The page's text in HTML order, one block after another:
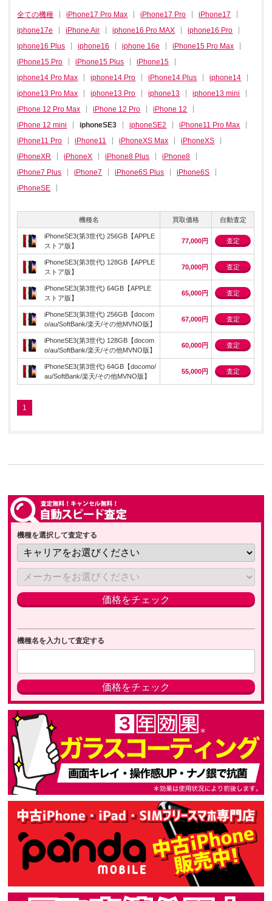
全ての機種 iPhone17 Pro Max iPhone17 Pro
iPhone17
iphone17e
iPhone Air iphone16 Pro MAX
iphone16 Pro
iphone16 Plus
iphone16 iphone 16e
iPhone15 Pro Max
iPhone15 Pro
iPhone15 Plus
iPhone15
iphone14 Pro Max
iphone14 Pro iPhone14 Plus
iphone14
iphone13 Pro Max
iphone13 Pro iphone13
iphone13 mini
iPhone 12 Pro Max
iPhone 12 Pro
iPhone 12
iPhone 12 mini
iphoneSE3 iphoneSE2
iPhone11 Pro Max
iPhone11 Pro
iPhone11 iPhoneXS Max
iPhoneXS
iPhoneXR
iPhoneX iPhone8 Plus
iPhone8
iPhone7 Plus
iPhone7 iPhone6S Plus
iPhone6S
iPhoneSE
機種名 買取価格 自動査定
iPhoneSE3(第3世代) 256GB【APPLE
ストア版】
77,000円 査定
iPhoneSE3(第3世代) 128GB【APPLE
ストア版】
70,000円 査定
iPhoneSE3(第3世代) 64GB【APPLE
ストア版】
65,000円 査定
iPhoneSE3(第3世代) 256GB【docom
o/au/SoftBank/楽天/その他MVNO版】
67,000円 査定
iPhoneSE3(第3世代) 128GB【docom
o/au/SoftBank/楽天/その他MVNO版】
60,000円 査定
iPhoneSE3(第3世代) 64GB【docomo/
au/SoftBank/楽天/その他MVNO版】
55,000円 査定
1
機種を選択して査定する
機種名を入力して査定する